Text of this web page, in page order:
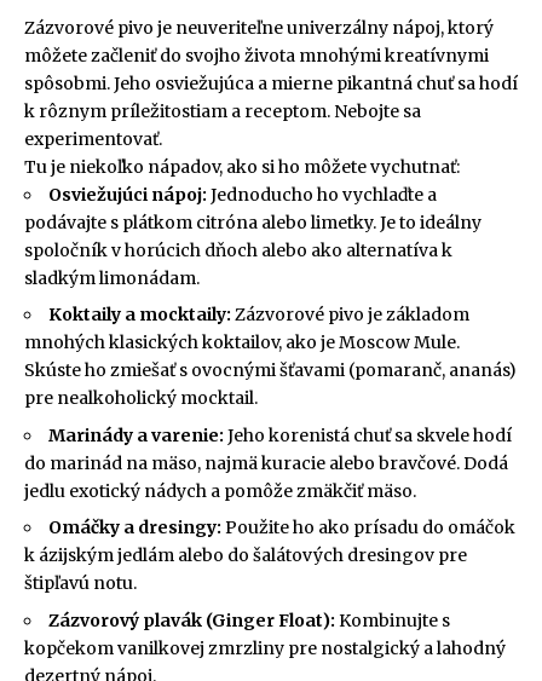
Zázvorové pivo je neuveriteľne univerzálny nápoj, ktorý
môžete začleniť do svojho života mnohými kreatívnymi
spôsobmi. Jeho osviežujúca a mierne pikantná chuť sa hodí
k rôznym príležitostiam a receptom. Nebojte sa
experimentovať.
Tu je niekoľko nápadov, ako si ho môžete vychutnať:
Osviežujúci nápoj: Jednoducho ho vychlaďte a
podávajte s plátkom citróna alebo limetky. Je to ideálny
spoločník v horúcich dňoch alebo ako alternatíva k
sladkým limonádam.
Koktaily a mocktaily: Zázvorové pivo je základom
mnohých klasických koktailov, ako je Moscow Mule.
Skúste ho zmiešať s ovocnými šťavami (pomaranč, ananás)
pre nealkoholický mocktail.
Marinády a varenie: Jeho korenistá chuť sa skvele hodí
do marinád na mäso, najmä kuracie alebo bravčové. Dodá
jedlu exotický nádych a pomôže zmäkčiť mäso.
Omáčky a dresingy: Použite ho ako prísadu do omáčok
k ázijským jedlám alebo do šalátových dresingov pre
štipľavú notu.
Zázvorový plavák (Ginger Float): Kombinujte s
kopčekom vanilkovej zmrzliny pre nostalgický a lahodný
dezertný nápoj.